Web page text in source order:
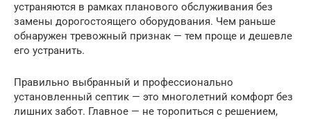
устраняются в рамках планового обслуживания без
замены дорогостоящего оборудования. Чем раньше
обнаружен тревожный признак — тем проще и дешевле
его устранить.
Правильно выбранный и профессионально
установленный септик — это многолетний комфорт без
лишних забот. Главное — не торопиться с решением,